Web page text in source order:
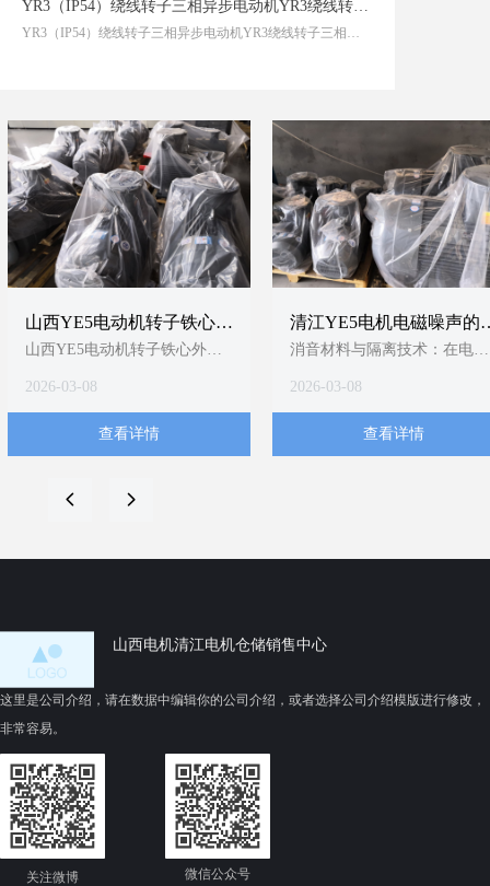
YR3（IP54）绕线转子三相异步电动机YR3绕线转子三相异步电动机
YR3（IP54）绕线转子三相异步电动机YR3绕线转子三相异步电动机
山西YE5电动机转子铁心外
圆精加工技术要求
山西YE5电动机转子铁心外圆
轴度≤0.5mm、粗糙度
≤3.2μm、尺寸公差±0.05mm三
刀+定位轴套工艺组合。当前缺
14）制定内控作业指导书。待
验证点：山西电机制造有限公
司新申请的低压铸造模具专利
是否配套更新了外圆精加工参
数
2026-03-08
查看详情
清江YE5电机电磁噪声的
制分析
消音材料与隔离技术：在电机
播路径1；YE5电机明确提
及“使用消音材料”以吸收或隔
2026-03-08
查看详情
넳 넲
这里是公司介绍，请在数据中编辑你的公司介绍，或者选择公司介绍模版进行修改，
非常容易。
山西电机清江电机仓储销售中心
微信公众号
关注微博